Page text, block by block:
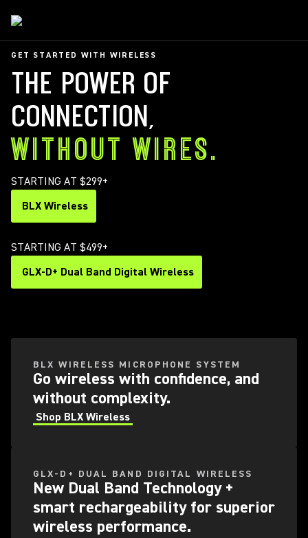
GET STARTED WITH WIRELESS
THE POWER OF
CONNECTION,
WITHOUT WIRES.
STARTING AT $299+
BLX Wireless
STARTING AT $499+
GLX-D+ Dual Band Digital Wireless
BLX WIRELESS MICROPHONE SYSTEM​
Go wireless with confidence, and
without complexity.
Shop BLX Wireless
GLX-D+ DUAL BAND DIGITAL WIRELESS
New Dual Band Technology +
smart rechargeability for superior
wireless performance.​